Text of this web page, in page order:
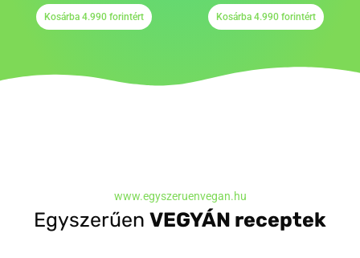
Kosárba 4.990 forintért Kosárba 4.990 forintért
www.egyszeruenvegan.hu
Egyszerűen VEGYÁN receptek